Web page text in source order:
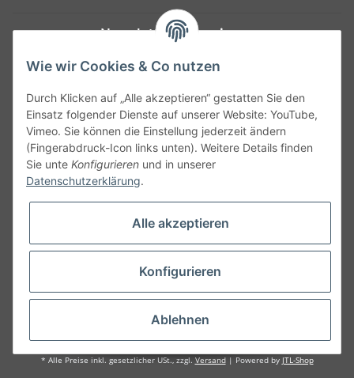
Newsletter Abonnieren
Bitte senden Sie mir entsprechend Ihrer
widerruflich Informationen zu Ihrem Produktsortiment
per E-Mail zu.
© Sedarts.de
* Alle Preise inkl. gesetzlicher USt., zzgl. Versand| Powered by JTL-Shop
Wie wir Cookies & Co nutzen
Durch Klicken auf „Alle akzeptieren“ gestatten Sie den
Einsatz folgender Dienste auf unserer Website: YouTube,
Vimeo. Sie können die Einstellung jederzeit ändern
(Fingerabdruck-Icon links unten). Weitere Details finden
Sie unte Konfigurieren und in unserer
Datenschutzerklärung.
Alle akzeptieren
Konfigurieren
Ablehnen